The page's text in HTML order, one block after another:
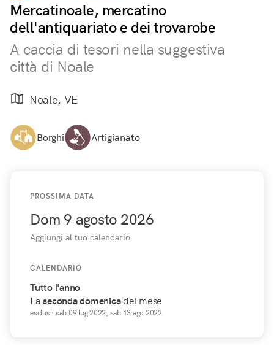
Mercatinoale, mercatino
dell'antiquariato e dei trovarobe
A caccia di tesori nella suggestiva
città di Noale
Noale, VE
Borghi Artigianato
PROSSIMA DATA
Dom 9 agosto 2026
Aggiungi al tuo calendario
CALENDARIO
Tutto l'anno
Lasecondadomenicadel mese
esclusi: sab 09 lug 2022, sab 13 ago 2022